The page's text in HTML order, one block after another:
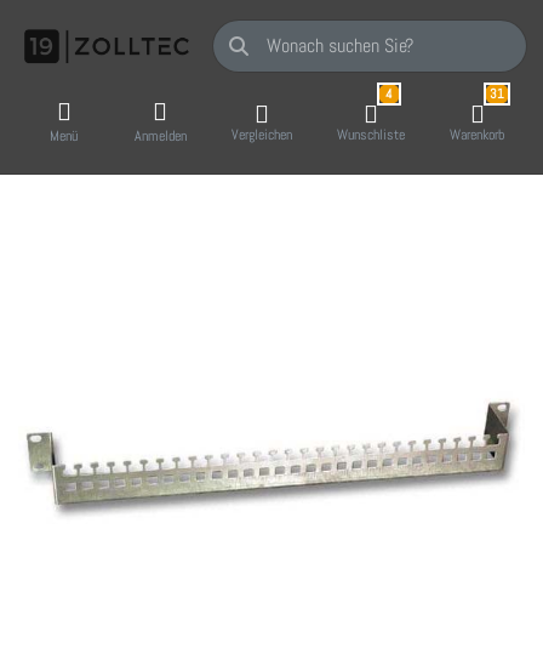
Geben Sie einen Suchbegriff ein. Während
Menü Anmelden Vergleichen
4
Wunschliste
31
Warenkorb